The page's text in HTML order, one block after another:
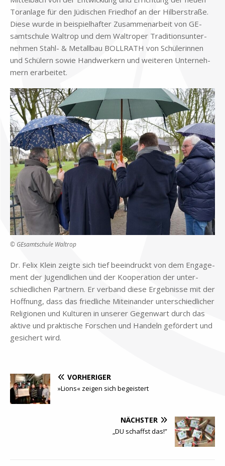
Tor­an­la­ge für den Jü­di­schen Fried­hof an der Hil­ber­stra­ße.
Die­se wur­de in bei­spiel­haf­ter Zu­sam­men­ar­beit von GE­
samt­schu­le Wal­trop und dem Wal­tro­per Tra­di­ti­ons­un­ter­
neh­men Stahl- & Me­tall­bau BOLLRATH von Schü­le­rin­nen
und Schü­lern so­wie Hand­wer­kern und wei­te­ren Un­ter­neh­
mern er­ar­bei­tet.
© GE­samt­schu­le Wal­trop
Dr. Fe­lix Klein zeig­te sich tief be­ein­druckt von dem En­ga­ge­
ment der Ju­gend­li­chen und der Ko­ope­ra­ti­on der un­ter­
schied­li­chen Part­nern. Er ver­band die­se Er­geb­nis­se mit der
Hoff­nung, dass das fried­li­che Mit­ein­an­der un­ter­schied­li­cher
Re­li­gio­nen und Kul­tu­ren in un­se­rer Ge­gen­wart durch das
ak­ti­ve und prak­ti­sche For­schen und Han­deln ge­för­dert und
ge­si­chert wird.
VORHERIGER
»Lions« zeigen sich begeistert
NÄCHSTER
„DU schaffst das!”